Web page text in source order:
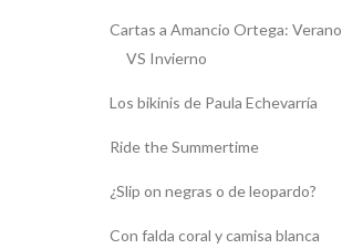
Cartas a Amancio Ortega: Verano
VS Invierno
Los bikinis de Paula Echevarría
Ride the Summertime
¿Slip on negras o de leopardo?
Con falda coral y camisa blanca